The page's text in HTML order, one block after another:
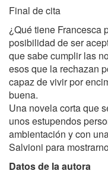
Final de cita
¿Qué tiene Francesca
posibilidad de ser
que sabe cumplir las
esos que la rechazan
capaz de vivir por
buena.
Una novela corta que
unos estupendos
ambientación y con
Salvioni para
Datos de la autora